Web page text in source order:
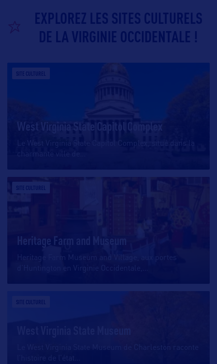
EXPLOREZ LES SITES CULTURELS
DE LA VIRGINIE OCCIDENTALE !
SITE CULTUREL
West Virginia State Capitol Complex
Le West Virginia State Capitol Complex, situé dans la
charmante ville de
SITE CULTUREL
Heritage Farm and Museum
Heritage Farm Museum and Village, aux portes
d’Huntington en Virginie Occidentale,
SITE CULTUREL
Le West Virginia State Museum de Charleston raconte